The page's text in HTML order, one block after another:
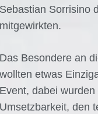
Sebastian Sorrisino
mitgewirkten.
Das Besondere an
wollten etwas
Event, dabei
Umsetzbarkeit, den